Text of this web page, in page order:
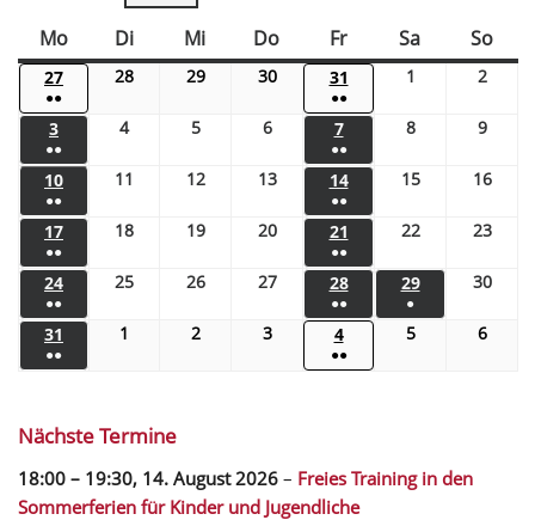
Mo
Di Mi Do Fr Sa So
27
●●
28 29 30 31
●●
1 2
3
●●
4 5 6 7
●●
8 9
10
●●
11 12 13 14
●●
15 16
17
●●
18 19 20 21
●●
22 23
24
●●
25 26 27 28
●●
29
●
30
31
●●
1 2 3 4
●●
5 6
Nächste Termine
18:00 – 19:30, 14. August 2026 – Freies Training in den
Sommerferien für Kinder und Jugendliche